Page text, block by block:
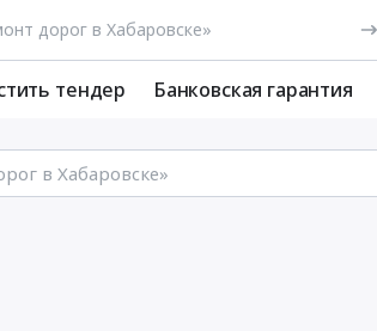
тендер Банковская гарантия